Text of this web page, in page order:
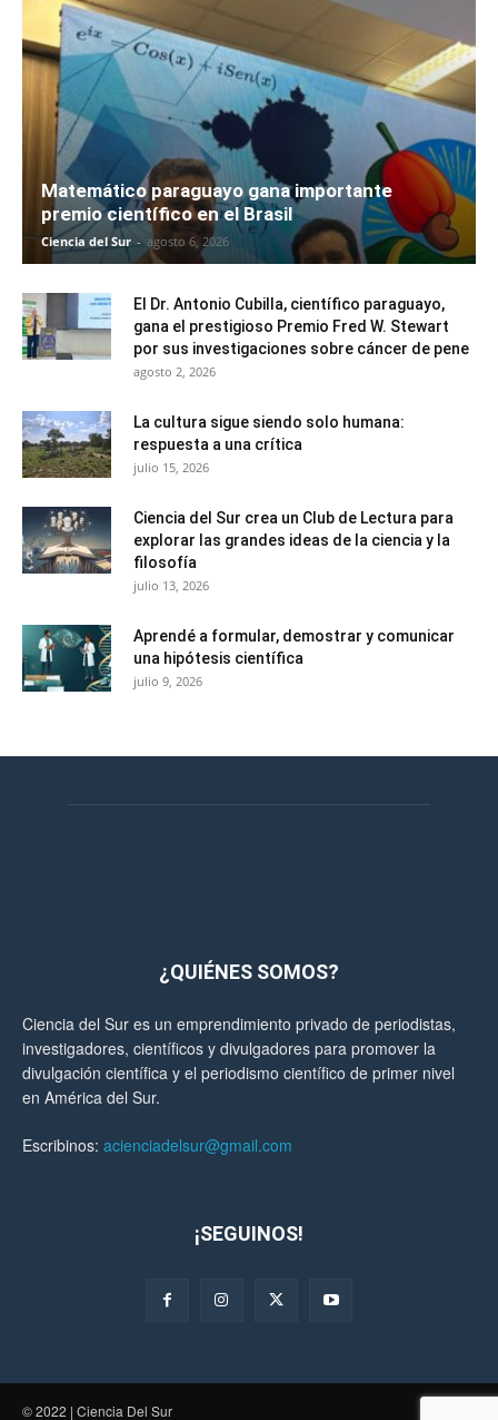
Matemático paraguayo gana importante
premio científico en el Brasil
Ciencia del Sur - agosto 6, 2026
El Dr. Antonio Cubilla, científico paraguayo,
gana el prestigioso Premio Fred W. Stewart
por sus investigaciones sobre cáncer de pene
agosto 2, 2026
La cultura sigue siendo solo humana:
respuesta a una crítica
julio 15, 2026
Ciencia del Sur crea un Club de Lectura para
explorar las grandes ideas de la ciencia y la
filosofía
julio 13, 2026
Aprendé a formular, demostrar y comunicar
una hipótesis científica
julio 9, 2026
¿QUIÉNES SOMOS?
Ciencia del Sur es un emprendimiento privado de periodistas,
investigadores, científicos y divulgadores para promover la
divulgación científica y el periodismo científico de primer nivel
en América del Sur.
Escribinos: acienciadelsur@gmail.com
¡SEGUINOS!
© 2022 | Ciencia Del Sur